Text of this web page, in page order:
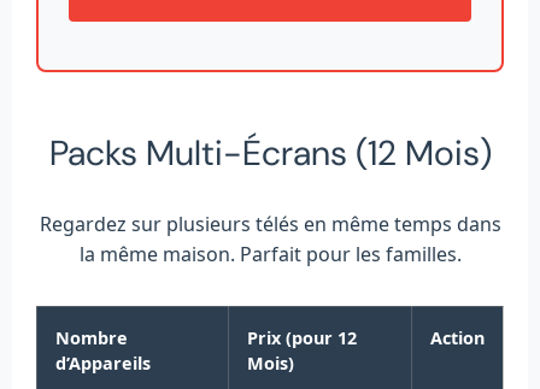
Packs Multi-Écrans (12 Mois)
Regardez sur plusieurs télés en même temps dans
la même maison. Parfait pour les familles.
Nombre
d’Appareils
Prix (pour 12
Mois)
Action